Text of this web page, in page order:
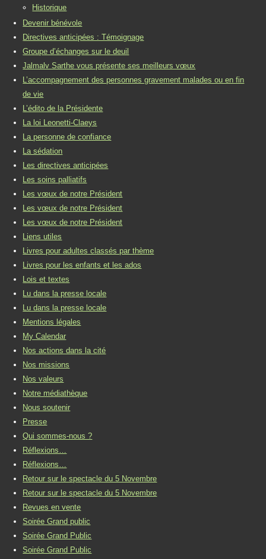
Historique
Devenir bénévole
Directives anticipées : Témoignage
Groupe d’échanges sur le deuil
Jalmalv Sarthe vous présente ses meilleurs vœux
L’accompagnement des personnes gravement malades ou en fin
de vie
L’édito de la Présidente
La loi Leonetti-Claeys
La personne de confiance
La sédation
Les directives anticipées
Les soins palliatifs
Les vœux de notre Président
Les vœux de notre Président
Les vœux de notre Président
Liens utiles
Livres pour adultes classés par thème
Livres pour les enfants et les ados
Lois et textes
Lu dans la presse locale
Lu dans la presse locale
Mentions légales
My Calendar
Nos actions dans la cité
Nos missions
Nos valeurs
Notre médiathèque
Nous soutenir
Presse
Qui sommes-nous ?
Réflexions…
Réflexions…
Retour sur le spectacle du 5 Novembre
Retour sur le spectacle du 5 Novembre
Revues en vente
Soirée Grand public
Soirée Grand Public
Soirée Grand Public